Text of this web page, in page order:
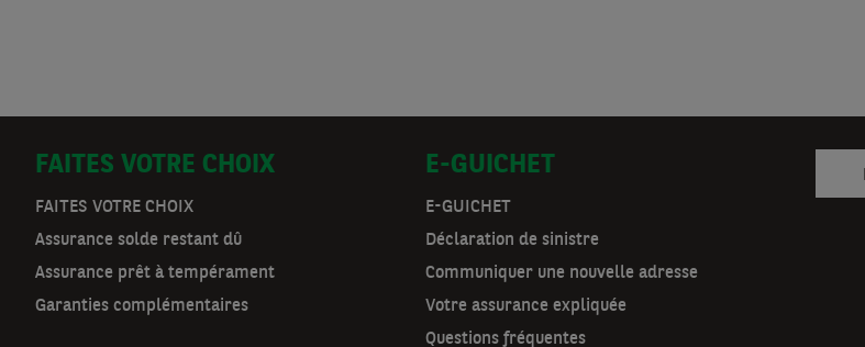
D
o
o
r
FAITES VOTRE CHOIX
FAITES VOTRE CHOIX
Assurance solde restant dû
Assurance prêt à tempérament
Garanties complémentaires
E-GUICHET
E-GUICHET
Déclaration de sinistre
Communiquer une nouvelle adresse
Votre assurance expliquée
Questions fréquentes